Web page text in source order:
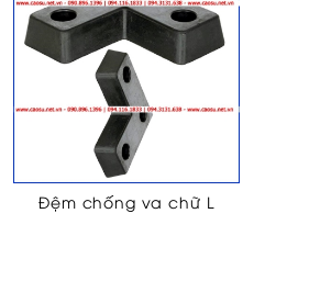
Đệm chống va chữ L